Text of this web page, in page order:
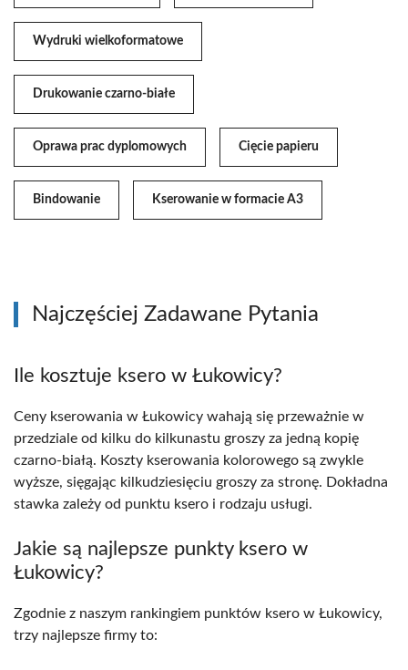
Wydruki wielkoformatowe
Drukowanie czarno-białe
Oprawa prac dyplomowych Cięcie papieru
Bindowanie Kserowanie w formacie A3
Najczęściej Zadawane Pytania
Ile kosztuje ksero w Łukowicy?
Ceny kserowania w Łukowicy wahają się przeważnie w
przedziale od kilku do kilkunastu groszy za jedną kopię
czarno-białą. Koszty kserowania kolorowego są zwykle
wyższe, sięgając kilkudziesięciu groszy za stronę. Dokładna
stawka zależy od punktu ksero i rodzaju usługi.
Jakie są najlepsze punkty ksero w
Łukowicy?
Zgodnie z naszym rankingiem punktów ksero w Łukowicy,
trzy najlepsze firmy to: